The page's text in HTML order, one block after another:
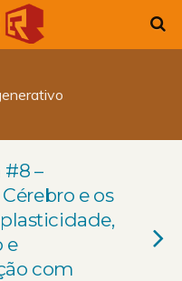
#8 –
e os
e
com